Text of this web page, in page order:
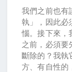
我們之前也有
執」，因此必
惱。接下來，
之前，必須要
斷除的？我執
方、有自性的